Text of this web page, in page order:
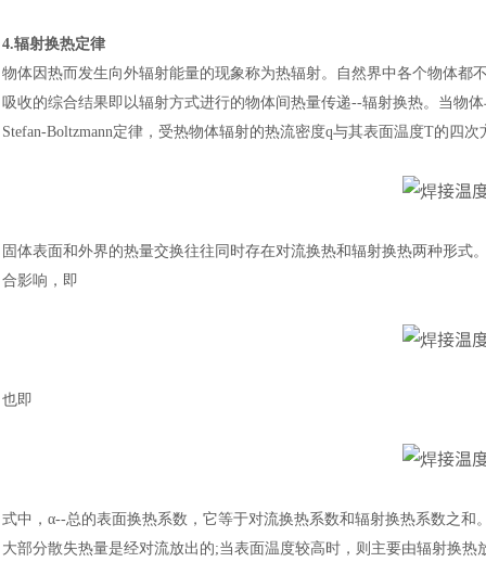
4.辐射换热定律
物体因热而发生向外辐射能量的现象称为热辐射。自然界中各个物体
吸收的综合结果即以辐射方式进行的物体间热量传递--辐射换热。当物
Stefan-Boltzmann定律，受热物体辐射的热流密度q与其表面温度T的四次
固体表面和外界的热量交换往往同时存在对流换热和辐射换热两种形式
合影响，即
也即
式中， α--总的表面换热系数，它等于对流换热系数和辐射换热系数之
大部分散失热量是经对流放出的;当表面温度较高时，则主要由辐射换